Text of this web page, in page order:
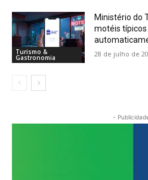
Turismo &
Gastronomia
Ministério do
motéis
28 de julho de
-